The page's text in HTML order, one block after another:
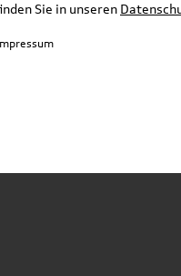
unseren
Sie in unseren